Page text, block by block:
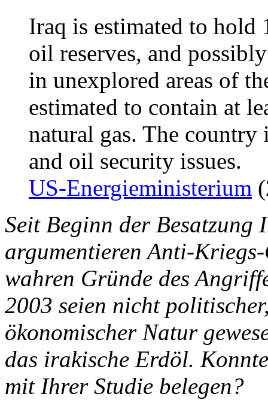
Iraq is estimated to
oil reserves, and
in unexplored areas of
estimated to contain at
natural gas. The
and oil security issues.
US-Energieministerium
Seit Beginn der Besatzung
argumentieren Anti-
wahren Gründe des
2003 seien nicht
ökonomischer Natur
das irakische Erdöl.
mit Ihrer Studie belegen?